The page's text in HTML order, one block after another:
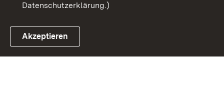
Datenschutzerklärung.)
Akzeptieren